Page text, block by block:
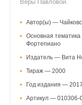
Веры Павловой.
•
Автор(ы) —
•
Основная
Фортепиано
•
Издатель — Вита
•
Тираж — 2000
•
Год издания — 2017
•
Артикул — 010306-